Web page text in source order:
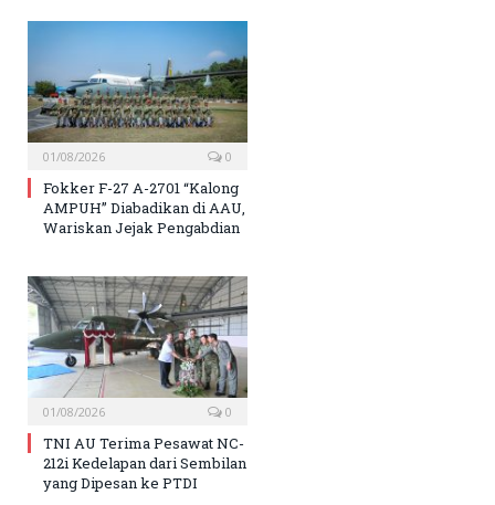
01/08/2026 0
Fokker F-27 A-2701 “Kalong
AMPUH” Diabadikan di AAU,
Wariskan Jejak Pengabdian
01/08/2026 0
TNI AU Terima Pesawat NC-
212i Kedelapan dari Sembilan
yang Dipesan ke PTDI